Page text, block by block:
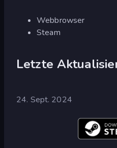
Webbrowser
Steam
Letzte
24. Sept. 2024